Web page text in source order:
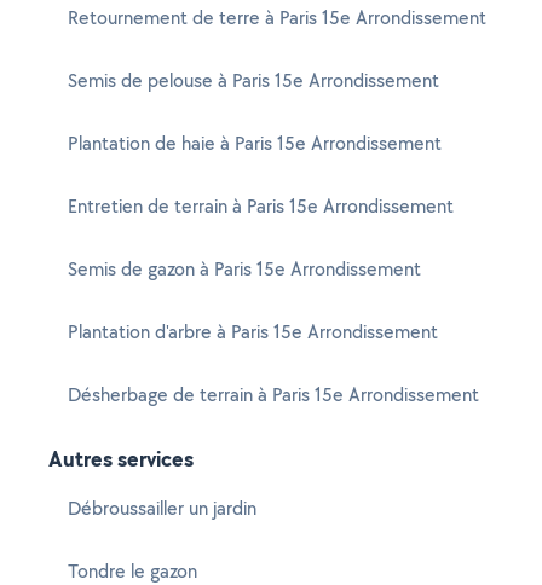
Retournement de terre à Paris 15e Arrondissement
Semis de pelouse à Paris 15e Arrondissement
Plantation de haie à Paris 15e Arrondissement
Entretien de terrain à Paris 15e Arrondissement
Semis de gazon à Paris 15e Arrondissement
Plantation d'arbre à Paris 15e Arrondissement
Désherbage de terrain à Paris 15e Arrondissement
Autres services
Débroussailler un jardin
Tondre le gazon